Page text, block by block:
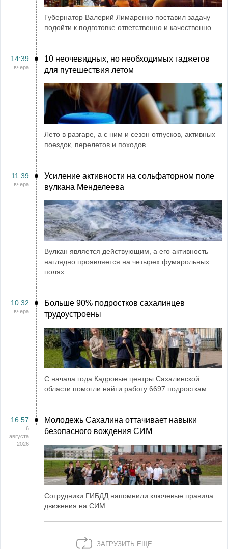
Губернатор Валерий Лимаренко поставил задачу
подойти к подготовке ответственно и качественно
14:39
вчера
10 неочевидных, но необходимых гаджетов
для путешествия летом
Лето в разгаре, а с ним и сезон отпусков, активных
поездок, перелетов и походов
11:39
вчера
Усиление активности на сольфаторном поле
вулкана Менделеева
Вулкан является действующим, а его активность
наглядно проявляется на четырех фумарольных
полях
10:32
вчера
Больше 90% подростков сахалинцев
трудоустроены
С начала года Кадровые центры Сахалинской
области помогли найти работу 6697 подросткам
16:57
6
августа
2026
Молодежь Сахалина оттачивает навыки
безопасного вождения СИМ
Сотрудники ГИБДД напомнили ключевые правила
движения на СИМ
ЗАГРУЗИТЬ ЕЩЕ